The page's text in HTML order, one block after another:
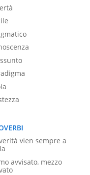
vien sempre a
avvisato, mezzo